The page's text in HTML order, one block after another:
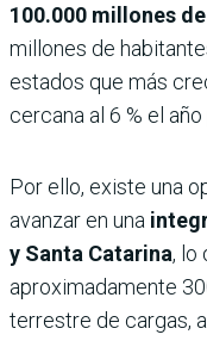
100.000 millones
millones de
estados que más
cercana al 6 % el año
Por ello, existe una
avanzar en una
y Santa Catarina, lo
aproximadamente
terrestre de cargas,